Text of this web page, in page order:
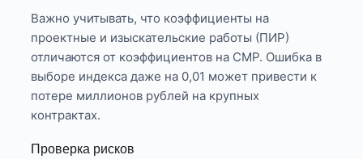
Важно учитывать, что коэффициенты на
проектные и изыскательские работы (ПИР)
отличаются от коэффициентов на СМР. Ошибка в
выборе индекса даже на 0,01 может привести к
потере миллионов рублей на крупных
контрактах.
Проверка рисков